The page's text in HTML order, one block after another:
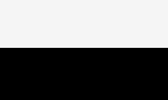
Discuss it